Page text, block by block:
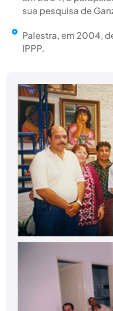
sua pesquisa de
Palestra, em 2004,
IPPP.